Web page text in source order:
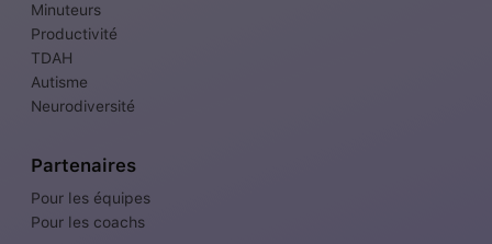
Minuteurs
Productivité
TDAH
Autisme
Neurodiversité
Partenaires
Pour les équipes
Pour les coachs